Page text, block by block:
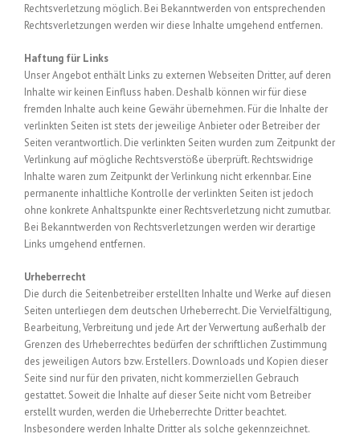
Rechtsverletzung möglich. Bei Bekanntwerden von entsprechenden
Rechtsverletzungen werden wir diese Inhalte umgehend entfernen.
Haftung für Links
Unser Angebot enthält Links zu externen Webseiten Dritter, auf deren
Inhalte wir keinen Einfluss haben. Deshalb können wir für diese
fremden Inhalte auch keine Gewähr übernehmen. Für die Inhalte der
verlinkten Seiten ist stets der jeweilige Anbieter oder Betreiber der
Seiten verantwortlich. Die verlinkten Seiten wurden zum Zeitpunkt der
Verlinkung auf mögliche Rechtsverstöße überprüft. Rechtswidrige
Inhalte waren zum Zeitpunkt der Verlinkung nicht erkennbar. Eine
permanente inhaltliche Kontrolle der verlinkten Seiten ist jedoch
ohne konkrete Anhaltspunkte einer Rechtsverletzung nicht zumutbar.
Bei Bekanntwerden von Rechtsverletzungen werden wir derartige
Links umgehend entfernen.
Urheberrecht
Die durch die Seitenbetreiber erstellten Inhalte und Werke auf diesen
Seiten unterliegen dem deutschen Urheberrecht. Die Vervielfältigung,
Bearbeitung, Verbreitung und jede Art der Verwertung außerhalb der
Grenzen des Urheberrechtes bedürfen der schriftlichen Zustimmung
des jeweiligen Autors bzw. Erstellers. Downloads und Kopien dieser
Seite sind nur für den privaten, nicht kommerziellen Gebrauch
gestattet. Soweit die Inhalte auf dieser Seite nicht vom Betreiber
erstellt wurden, werden die Urheberrechte Dritter beachtet.
Insbesondere werden Inhalte Dritter als solche gekennzeichnet.